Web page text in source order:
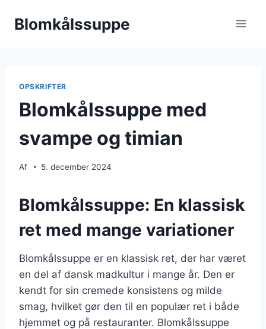
Blomkålssuppe
OPSKRIFTER
Blomkålssuppe med
svampe og timian
Af 5. december 2024
Blomkålssuppe: En klassisk
ret med mange variationer
Blomkålssuppe er en klassisk ret, der har været
en del af dansk madkultur i mange år. Den er
kendt for sin cremede konsistens og milde
smag, hvilket gør den til en populær ret i både
hjemmet og på restauranter. Blomkålssuppe